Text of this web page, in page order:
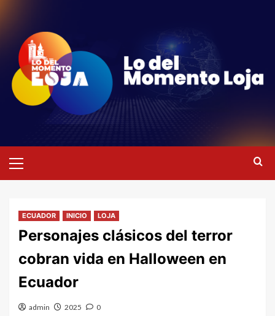
contenido
primario
ECUADOR INICIO LOJA
Personajes clásicos del terror
cobran vida en Halloween en
Ecuador
admin 2025 0